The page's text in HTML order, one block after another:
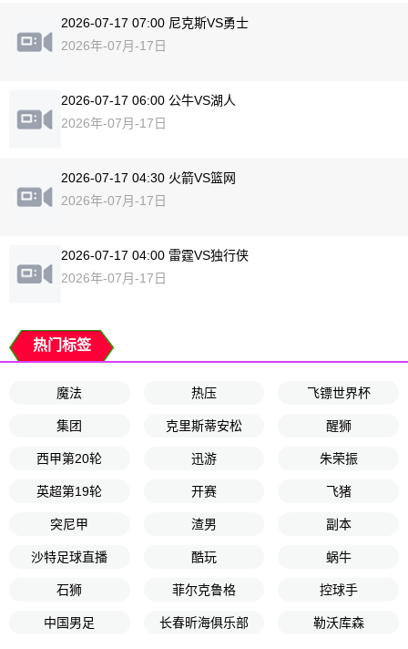
2026-07-17 07:00 尼克斯VS勇士
2026年-07月-17日
2026-07-17 06:00 公牛VS湖人
2026年-07月-17日
2026-07-17 04:30 火箭VS篮网
2026年-07月-17日
2026-07-17 04:00 雷霆VS独行侠
2026年-07月-17日
热门标签
魔法 热压 飞镖世界杯
集团 克里斯蒂安松 醒狮
西甲第20轮 迅游 朱荣振
英超第19轮 开赛 飞猪
突尼甲 渣男 副本
沙特足球直播 酷玩 蜗牛
石狮 菲尔克鲁格 控球手
中国男足 长春昕海俱乐部 勒沃库森